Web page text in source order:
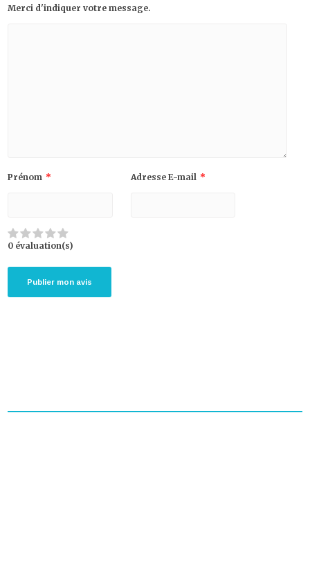
Merci d'indiquer votre message.
Prénom * Adresse E-mail *
0 évaluation(s)